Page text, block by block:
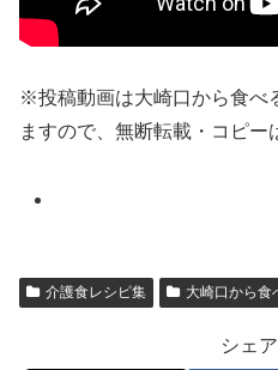
※投稿動画は大崎口から食べ
ますので、無断転載・コピー
介護食レシピ集 大崎口から食
シェ